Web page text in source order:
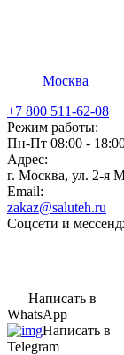
Москва
+7 800 511-62-08
Режим работы:
Пн-Пт 08:00 -
Адрес:
г. Москва, ул. 2-я
Email:
zakaz@saluteh.ru
Соцсети и
Написать в
WhatsApp
Написать в
Telegram